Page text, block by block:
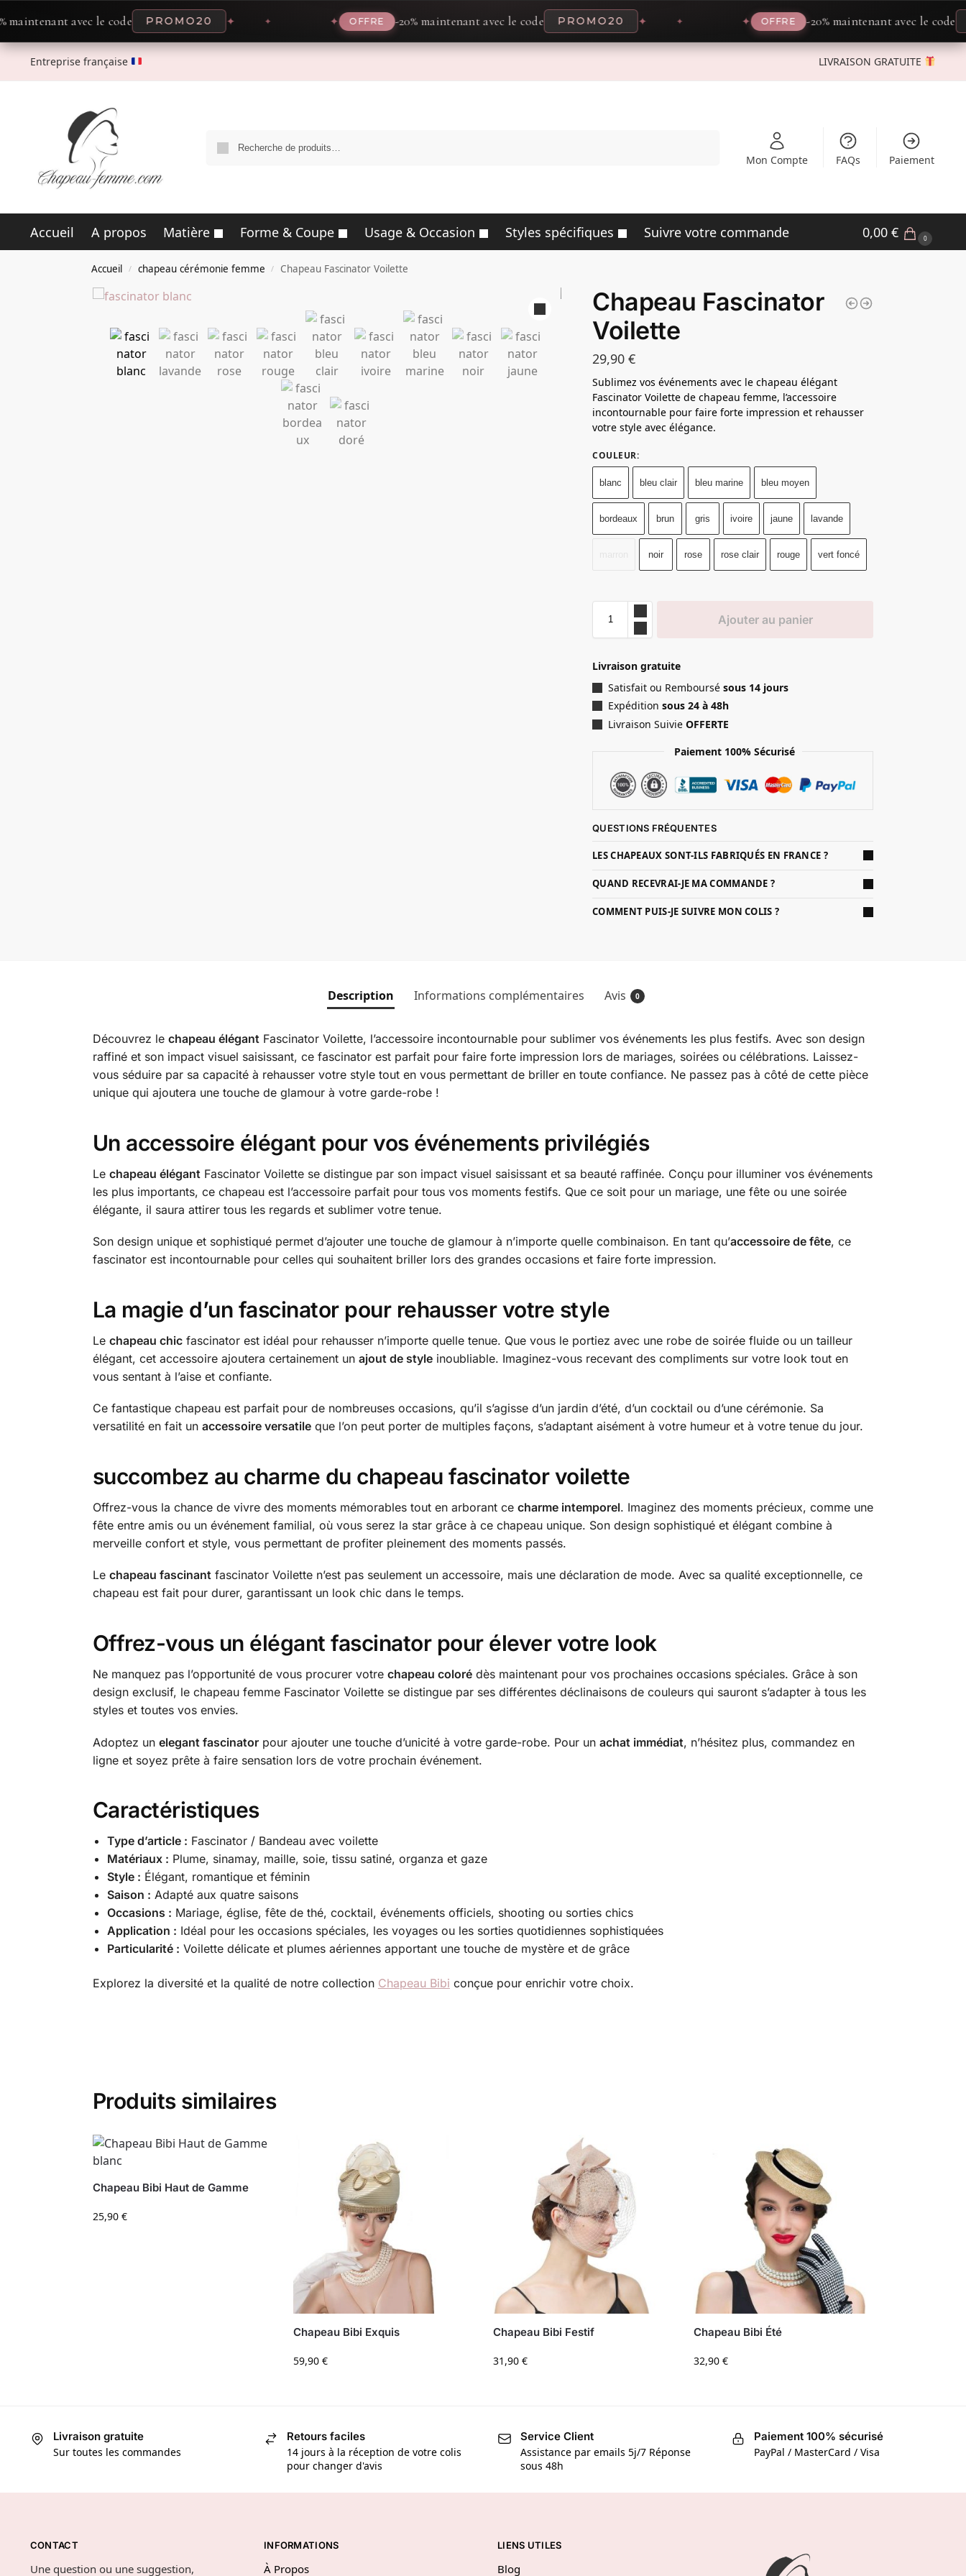
avec le code PROMO20 ✦ OFFRE -20% maintenant avec le code PROMO20 ✦ OFFRE -20% maintenant avec le code
Entreprise française LIVRAISON GRATUITE
Mon Compte FAQs Paiement
Accueil A propos Matière Forme & Coupe Usage & Occasion Styles spécifiques Suivre votre commande 0,00€ 0
Accueil / chapeau cérémonie femme / Chapeau Fascinator Voilette
Chapeau Fascinator
Voilette
29,90€
Sublimez vos événements avec le chapeau élégant
Fascinator Voilette de chapeau femme, l’accessoire
incontournable pour faire forte impression et rehausser
votre style avec élégance.
COULEUR:
blanc bleu clair bleu marine bleu moyen
bordeaux brun gris ivoire jaune lavande
noir rose rose clair rouge vert foncé
Ajouter au panier
Livraison gratuite
Satisfait ou Remboursésous 14 jours
Expédition sous 24 à 48h
Livraison SuivieOFFERTE
Paiement 100% Sécurisé
QUESTIONS FRÉQUENTES
LES CHAPEAUX SONT-ILS FABRIQUÉS EN FRANCE ?
QUAND RECEVRAI-JE MA COMMANDE ?
COMMENT PUIS-JE SUIVRE MON COLIS ?
Description Informations complémentaires Avis 0
Découvrez le chapeau élégant Fascinator Voilette, l’accessoire incontournable pour sublimer vos événements les plus festifs. Avec son design
raffiné et son impact visuel saisissant, ce fascinator est parfait pour faire forte impression lors de mariages, soirées ou célébrations. Laissez-
vous séduire par sa capacité à rehausser votre style tout en vous permettant de briller en toute confiance. Ne passez pas à côté de cette pièce
unique qui ajoutera une touche de glamour à votre garde-robe !
Un accessoire élégant pour vos événements privilégiés
Le chapeau élégant Fascinator Voilette se distingue par son impact visuel saisissant et sa beauté raffinée. Conçu pour illuminer vos événements
les plus importants, ce chapeau est l’accessoire parfait pour tous vos moments festifs. Que ce soit pour un mariage, une fête ou une soirée
élégante, il saura attirer tous les regards et sublimer votre tenue.
Son design unique et sophistiqué permet d’ajouter une touche de glamour à n’importe quelle combinaison. En tant qu’accessoire de fête, ce
fascinator est incontournable pour celles qui souhaitent briller lors des grandes occasions et faire forte impression.
La magie d’un fascinator pour rehausser votre style
Le chapeau chicfascinator est idéal pour rehausser n’importe quelle tenue. Que vous le portiez avec une robe de soirée fluide ou un tailleur
élégant, cet accessoire ajoutera certainement un ajout de styleinoubliable. Imaginez-vous recevant des compliments sur votre look tout en
vous sentant à l’aise et confiante.
Ce fantastique chapeau est parfait pour de nombreuses occasions, qu’il s’agisse d’un jardin d’été, d’un cocktail ou d’une cérémonie. Sa
versatilité en fait un accessoire versatileque l’on peut porter de multiples façons, s’adaptant aisément à votre humeur et à votre tenue du jour.
succombez au charme du chapeau fascinator voilette
Offrez-vous la chance de vivre des moments mémorables tout en arborant ce charme intemporel. Imaginez des moments précieux, comme une
fête entre amis ou un événement familial, où vous serez la star grâce à ce chapeau unique. Son design sophistiqué et élégant combine à
merveille confort et style, vous permettant de profiter pleinement des moments passés.
Le chapeau fascinantfascinator Voilette n’est pas seulement un accessoire, mais une déclaration de mode. Avec sa qualité exceptionnelle, ce
chapeau est fait pour durer, garantissant un look chic dans le temps.
Offrez-vous un élégant fascinator pour élever votre look
Ne manquez pas l’opportunité de vous procurer votre chapeau colorédès maintenant pour vos prochaines occasions spéciales. Grâce à son
design exclusif, le chapeau femme Fascinator Voilette se distingue par ses différentes déclinaisons de couleurs qui sauront s’adapter à tous les
styles et toutes vos envies.
Adoptez un elegant fascinatorpour ajouter une touche d’unicité à votre garde-robe. Pour un achat immédiat, n’hésitez plus, commandez en
ligne et soyez prête à faire sensation lors de votre prochain événement.
Caractéristiques
Type d’article : Fascinator / Bandeau avec voilette
Matériaux : Plume, sinamay, maille, soie, tissu satiné, organza et gaze
Style : Élégant, romantique et féminin
Saison : Adapté aux quatre saisons
Occasions : Mariage, église, fête de thé, cocktail, événements officiels, shooting ou sorties chics
Application : Idéal pour les occasions spéciales, les voyages ou les sorties quotidiennes sophistiquées
Particularité : Voilette délicate et plumes aériennes apportant une touche de mystère et de grâce
Explorez la diversité et la qualité de notre collection Chapeau Bibi conçue pour enrichir votre choix.
Produits similaires
Chapeau Bibi Haut de Gamme
25,90 €
Chapeau Bibi Exquis
59,90 €
Chapeau Bibi Festif
31,90€
Chapeau Bibi Été
32,90€
Livraison gratuite
Sur toutes les commandes
Retours faciles
14 jours à la réception de votre colis
pour changer d'avis
Service Client
Assistance par emails 5j/7 Réponse
sous 48h
Paiement 100% sécurisé
PayPal / MasterCard / Visa
CONTACT
Une question ou une suggestion,
INFORMATIONS
À Propos
LIENS UTILES
Blog